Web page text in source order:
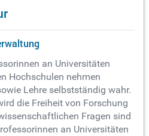
an Universitäten
Hochschulen nehmen
Lehre selbstständig wahr.
die Freiheit von Forschung
Fragen sind
an Universitäten